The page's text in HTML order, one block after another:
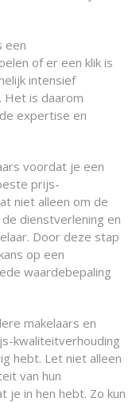
een
of er een klik is
intensief
Het is daarom
expertise en
voordat je een
prijs-
niet alleen om de
dienstverlening en
Door deze stap
op een
waardebepaling
makelaars en
kwaliteitverhouding
hebt. Let niet alleen
van hun
je in hen hebt. Zo kun